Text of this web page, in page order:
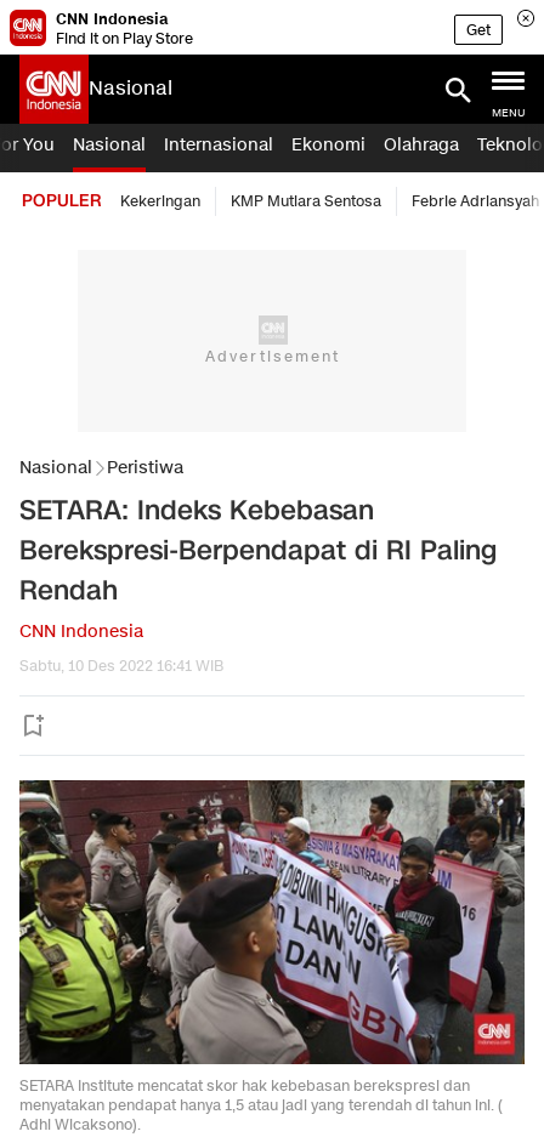
CNN Indonesia
Find it on Play Store
Get
Nasional
MENU
You Nasional Internasional Ekonomi Olahraga
POPULER Kekeringan KMP Mutiara Sentosa Febrie Adriansyah
Nasional Peristiwa
SETARA: Indeks Kebebasan
Berekspresi-Berpendapat di RI Paling
Rendah
CNN Indonesia
Sabtu, 10 Des 2022 16:41 WIB
SETARA Institute mencatat skor hak kebebasan berekspresi dan
menyatakan pendapat hanya 1,5 atau jadi yang terendah di tahun ini. (
Adhi Wicaksono).